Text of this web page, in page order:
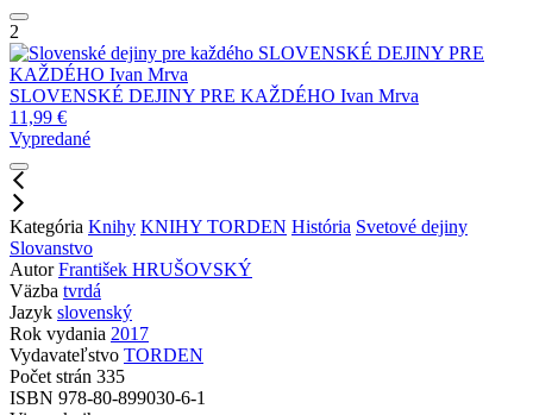
2
SLOVENSKÉ DEJINY PRE
KAŽDÉHO Ivan Mrva
SLOVENSKÉ DEJINY PRE KAŽDÉHO Ivan Mrva
11,99 €
Vypredané
Kategória Knihy KNIHY TORDEN História Svetové dejiny
Slovanstvo
Autor František HRUŠOVSKÝ
Väzba tvrdá
Jazyk slovenský
Rok vydania 2017
Vydavateľstvo TORDEN
Počet strán 335
ISBN 978-80-899030-6-1